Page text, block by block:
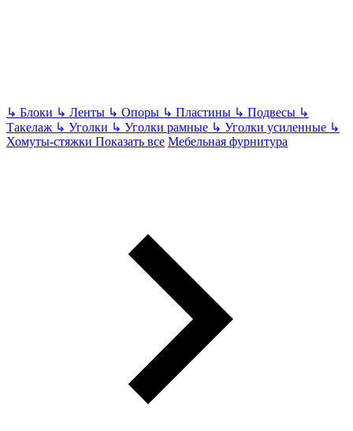
↳ Блоки ↳ Ленты ↳ Опоры ↳ Пластины ↳ Подвесы ↳
Такелаж ↳ Уголки ↳ Уголки рамные ↳ Уголки усиленные ↳
Хомуты-стяжки Показать все Мебельная фурнитура